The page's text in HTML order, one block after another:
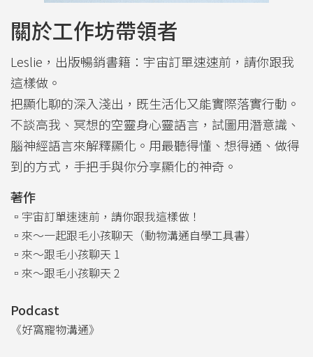
關於工作坊帶領者
Leslie，出版暢銷書籍：宇宙訂單速速前，請你跟我
這樣做。
把顯化聊的深入淺出，既生活化又能實際落實行動。
不談高我、冥想的空靈身心靈語言，試圖用潛意識、
腦神經語言來解釋顯化。用最聽得懂、想得通、做得
到的方式，手把手與你分享顯化的神奇。
著作
▫️宇宙訂單速速前，請你跟我這樣做！
▫️來～一起跟毛小孩聊天（動物溝通自學工具書）
▫️來～跟毛小孩聊天 1
▫️來～跟毛小孩聊天 2
Podcast
《好窩寵物溝通》